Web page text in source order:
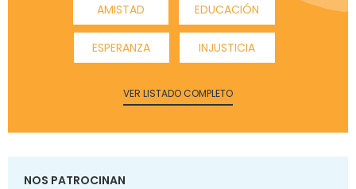
AMISTAD EDUCACIÓN
ESPERANZA INJUSTICIA
VER LISTADO COMPLETO
NOS PATROCINAN